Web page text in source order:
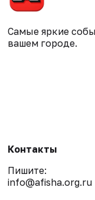
Самые яркие
вашем городе.
Контакты
Пишите:
info@afisha.org.ru